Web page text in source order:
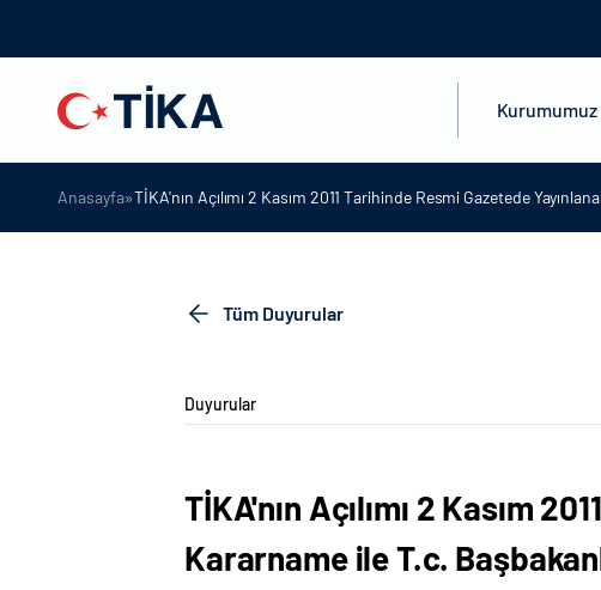
Kurumumuz
Anasayfa»TİKA'nın Açılımı 2 Kasım 2011 Tarihinde Resmi Gazetede
Tüm Duyurular
Duyurular
TİKA'nın Açılımı 2 Kasım
Kararname ile T.c.